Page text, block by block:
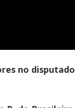
no disputado